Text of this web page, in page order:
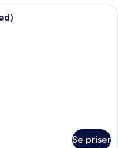
hotellrum med en säng,
Se priser